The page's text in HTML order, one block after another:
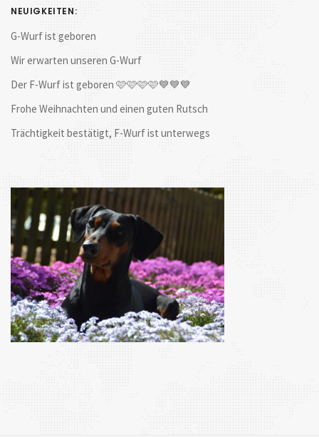
NEUIGKEITEN:
G-Wurf ist geboren
Wir erwarten unseren G-Wurf
Der F-Wurf ist geboren 🩷🩷🩷🩷💙💙💙
Frohe Weihnachten und einen guten Rutsch
Trächtigkeit bestätigt, F-Wurf ist unterwegs